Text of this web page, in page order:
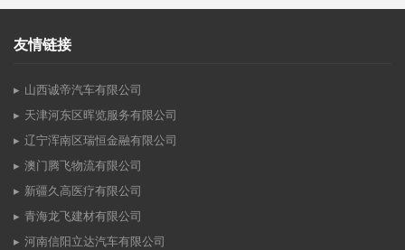
友情链接
山西诚帝汽车有限公司
天津河东区晖览服务有限公司
辽宁浑南区瑞恒金融有限公司
澳门腾飞物流有限公司
新疆久高医疗有限公司
青海龙飞建材有限公司
河南信阳立达汽车有限公司